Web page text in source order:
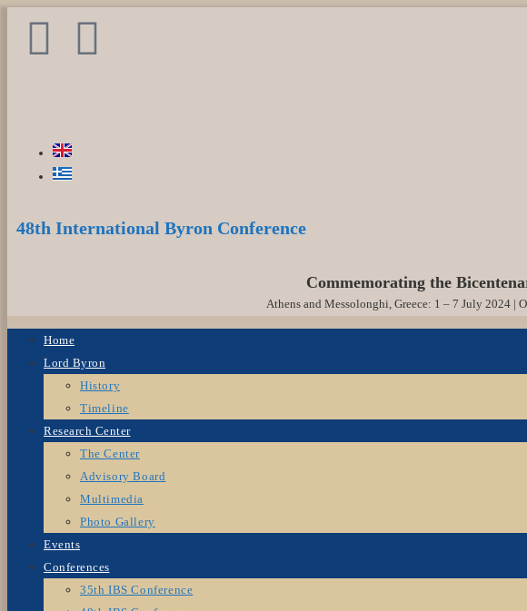
48th International Byron Conference
Commemorating the
Athens and Messolonghi, Greece: 1 – 7 July 2024 |
Home
Lord Byron
History
Timeline
Research Center
The Center
Advisory Board
Multimedia
Photo Gallery
Events
Conferences
35th IBS Conference